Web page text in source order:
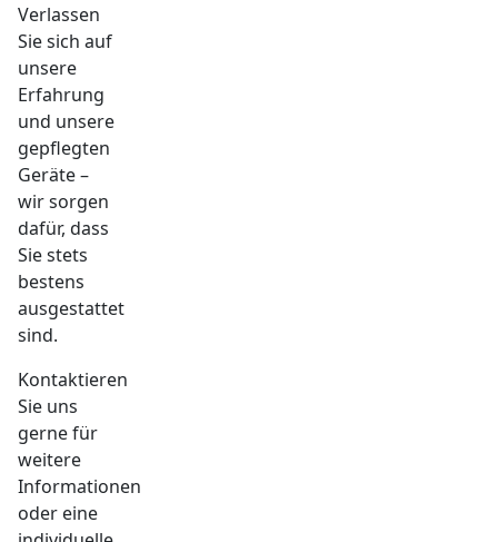
Verlassen
Sie sich auf
unsere
Erfahrung
und unsere
gepflegten
Geräte –
wir sorgen
dafür, dass
Sie stets
bestens
ausgestattet
sind.
Kontaktieren
Sie uns
gerne für
weitere
Informationen
oder eine